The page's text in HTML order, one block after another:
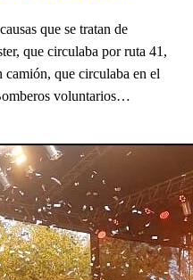
que se tratan de
que circulaba por ruta 41,
camión, que circulaba en el
voluntarios…